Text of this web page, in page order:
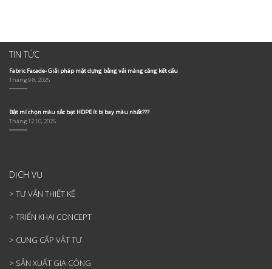
Trọng
Qua
Sân
TIN TỨC
Fabric Facade- Giải pháp mặt dựng bằng vải màng căng kết cấu
Tháng 9 8, 2025
Bật mí chọn màu sắc bạt HDPE ít bị bay màu nhất???
Tháng 12 10, 2025
DỊCH VỤ
> TƯ VẤN THIẾT KẾ
> TRIỂN KHAI CONCEPT
> CUNG CẤP VẬT TƯ
> SẢN XUẤT GIA CÔNG